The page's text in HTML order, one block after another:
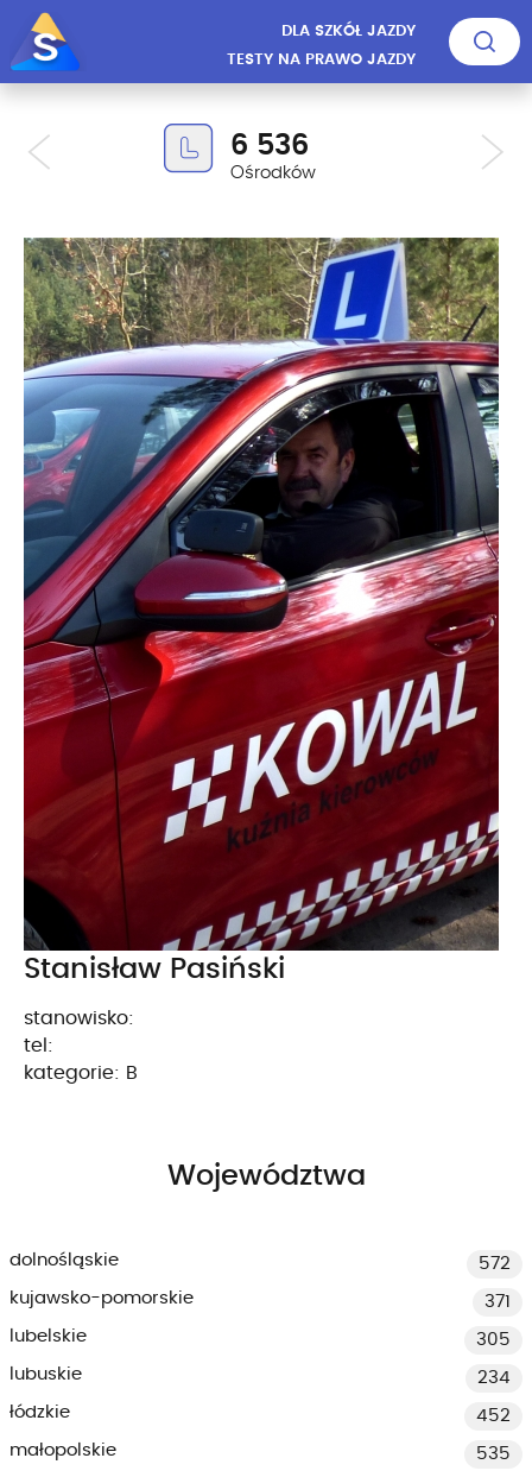
DLA SZKÓŁ JAZDY
TESTY NA PRAWO JAZDY
6 536
Ośrodków
Stanisław Pasiński
stanowisko:
tel:
kategorie: B
Województwa
dolnośląskie
572
kujawsko-pomorskie
371
lubelskie
305
lubuskie
234
łódzkie
452
małopolskie
535